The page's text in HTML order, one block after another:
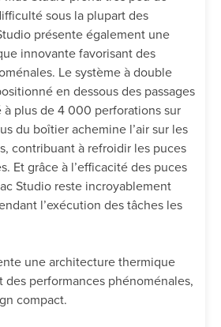
sous la plupart des
présente également une
innovante favorisant des
Le système à double
en dessous des passages
à plus de 4 000 perforations sur
du boîtier achemine l’air sur les
contribuant à refroidir les puces
Et grâce à l’efficacité des puces
Studio reste incroyablement
l’exécution des tâches les
une architecture thermique
des performances phénoménales,
compact.